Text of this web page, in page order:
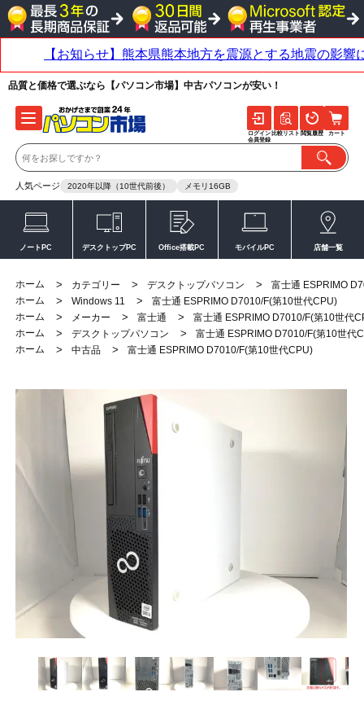
品質と価格で選ぶなら【パソコン市場】中古パソコンが安い！
人気ページ 2020年以降（10世代前後） メモリ16GB
ログイン
会員登録
比較リスト 閲覧履歴 カート
ノートPC デスクトップPC Office搭載PC モバイルPC 店舗一覧
ホーム > カテゴリー > デスクトップパソコン >
富士通 ESPRIMO
ホーム
> Windows 11 >
富士通 ESPRIMO D7010/F(第10世代CPU)
ホーム
> メーカー > 富士通 >
富士通 ESPRIMO D7010/F(第10世代
ホーム
> デスクトップパソコン >
富士通 ESPRIMO D7010/F(第10世代
ホーム
> 中古品 > 富士通 ESPRIMO D7010/F(第10世代CPU)